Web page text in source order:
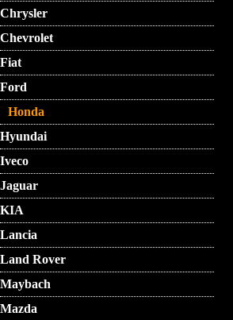
Chrysler
Chevrolet
Fiat
Ford
Honda
Hyundai
Iveco
Jaguar
KIA
Lancia
Land Rover
Maybach
Mazda